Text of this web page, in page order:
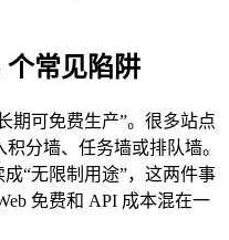
个常见陷阱
期可免费生产”。很多站点
分墙、任务墙或排队墙。
“无限制用途”，这两件事
免费和 API 成本混在一